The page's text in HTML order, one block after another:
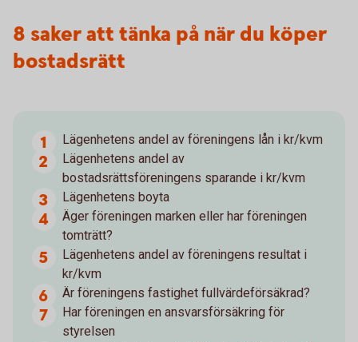
8 saker att tänka på när du köper
bostadsrätt
Lägenhetens andel av föreningens lån i kr/kvm
Lägenhetens andel av
bostadsrättsföreningens sparande i kr/kvm
Lägenhetens boyta
Äger föreningen marken eller har föreningen
tomträtt?
Lägenhetens andel av föreningens resultat i
kr/kvm
Är föreningens fastighet fullvärdeförsäkrad?
Har föreningen en ansvarsförsäkring för
styrelsen